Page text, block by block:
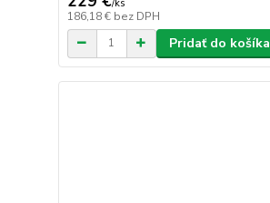
/ks
186,18 € bez DPH
Pridať do košíka